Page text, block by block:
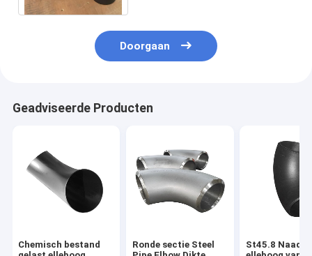
Doorgaan
Geadviseerde Producten
Chemisch bestand
Ronde sectie Steel
St45.8